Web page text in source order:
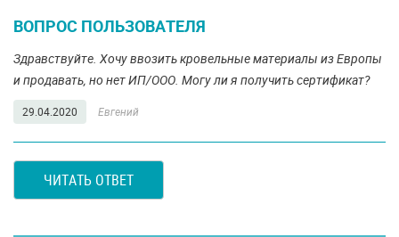
ВОПРОС ПОЛЬЗОВАТЕЛЯ
Здравствуйте. Хочу ввозить кровельные материалы из Европы
и продавать, но нет ИП/ООО. Могу ли я получить сертификат?
29.04.2020 Евгений
ЧИТАТЬ ОТВЕТ